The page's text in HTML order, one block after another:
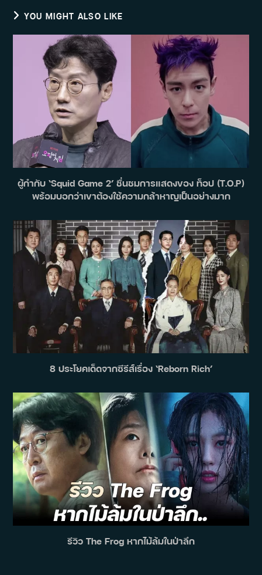
YOU MIGHT ALSO LIKE
ผู้กำกับ ‘Squid Game 2’ ชื่นชมการแสดงของ ท็อป (T.O.P)
พร้อมบอกว่าเขาต้องใช้ความกล้าหาญเป็นอย่างมาก
8 ประโยคเด็ดจากซีรีส์เรื่อง ‘Reborn Rich’
รีวิว The Frog หากไม้ล้มในป่าลึก